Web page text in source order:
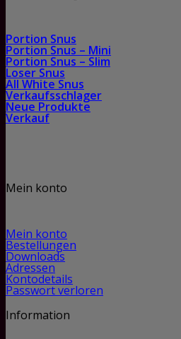
Portion Snus
Portion Snus – Mini
Portion Snus – Slim
Loser Snus
All White Snus
Verkaufsschlager
Neue Produkte
Verkauf
Mein konto
Mein konto
Bestellungen
Downloads
Adressen
Kontodetails
Passwort verloren
Information